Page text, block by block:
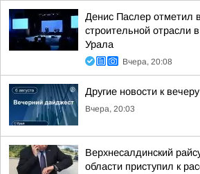
Денис Паслер отметил
строительной отрасли
Урала
Вчера, 20:08
Другие новости к
Вчера, 20:03
Верхнесалдинский
области приступил к